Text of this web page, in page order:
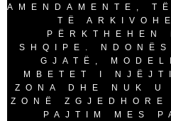
AMENDAMENTE,
TË
PËRKTHEHEN
SHQIPE.
GJATË,
MBETET I
ZONA DHE NUK
ZONË
PAJTIM MES